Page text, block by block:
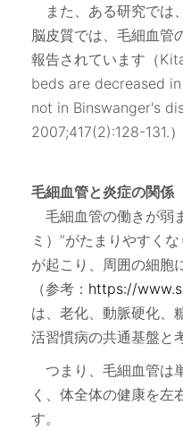
また、ある研究では
脳皮質では、毛細血管
報告されています（
beds are decreased
not in Binswanger's
2007;417(2):128-131.）
毛細血管と炎症の関係
毛細血管の働きが弱
ミ）”がたまりやすく
が起こり、周囲の細胞
（参考： https://
は、老化、動脈硬化、
活習慣病の共通基盤と
つまり、毛細血管は
く、体全体の健康を左
す。